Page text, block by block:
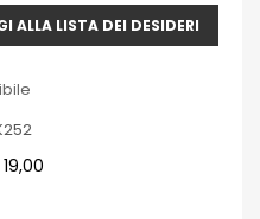
ALLA LISTA DEI DESIDERI